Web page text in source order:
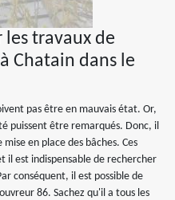
travaux de
Chatain dans le
pas être en mauvais état. Or,
puissent être remarqués. Donc, il
en place des bâches. Ces
il est indispensable de rechercher
conséquent, il est possible de
86. Sachez qu'il a tous les